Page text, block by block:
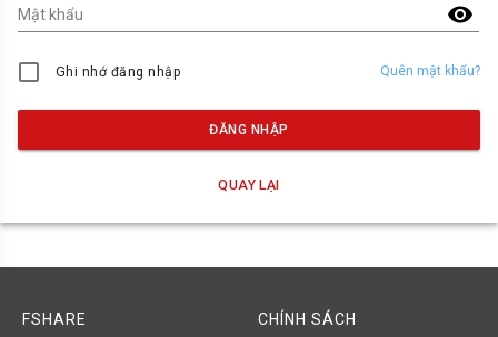
visibility
Mật khẩu
Ghi nhớ đăng nhập Quên mật khẩu?
ĐĂNG NHẬP
QUAY LẠI
FSHARE
CHÍNH SÁCH